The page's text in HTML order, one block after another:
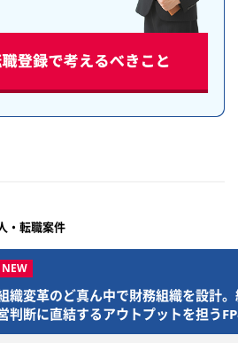
・転職案件
中で財務組織を設計。経
アウトプットを担うFP&A
【
引！
長を